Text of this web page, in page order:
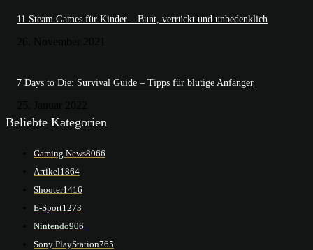
11 Steam Games für Kinder – Bunt, verrückt und unbedenklich
7 Days to Die: Survival Guide – Tipps für blutige Anfänger
Beliebte Kategorien
Gaming News8066
Artikel1864
Shooter1416
E-Sport1273
Nintendo906
Sony PlayStation765